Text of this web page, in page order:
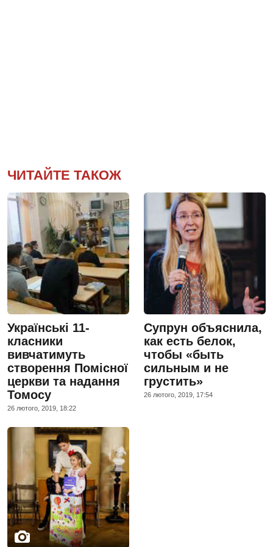
ЧИТАЙТЕ ТАКОЖ
Українські 11-
класники
вивчатимуть
створення Помісної
церкви та надання
Томосу
26 лютого, 2019, 18:22
Супрун объяснила,
как есть белок,
чтобы «быть
сильным и не
грустить»
26 лютого, 2019, 17:54